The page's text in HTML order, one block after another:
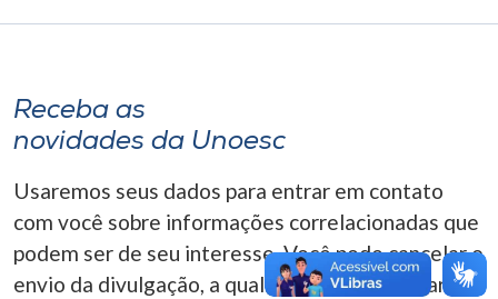
o idioma
A-
Receba as
novidades da Unoesc
Usaremos seus dados para entrar em contato
com você sobre informações correlacionadas que
podem ser de seu interesse. Você pode cancelar o
envio da divulgação, a qualquer momento. Para